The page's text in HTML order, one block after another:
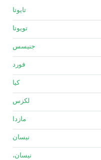
تايوتا
تويوتا
جنيسس
فورد
كيا
لكزس
مازدا
نيسان
نيسان،